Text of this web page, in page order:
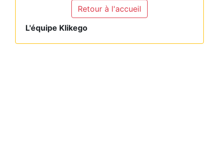
Retour à l'accueil
L'équipe Klikego